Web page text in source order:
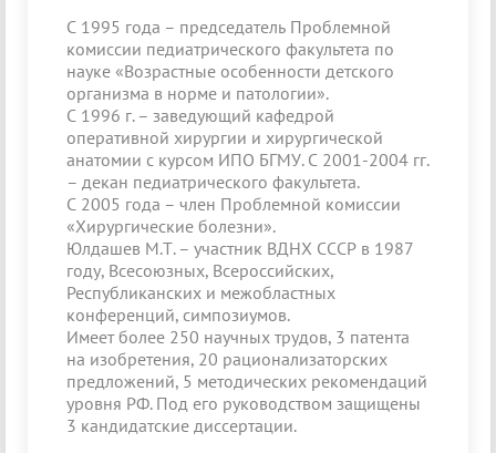
С 1995 года – председатель Проблемной
комиссии педиатрического факультета по
науке «Возрастные особенности детского
организма в норме и патологии».
С 1996 г. – заведующий кафедрой
оперативной хирургии и хирургической
анатомии с курсом ИПО БГМУ. С 2001-2004 гг.
– декан педиатрического факультета.
С 2005 года – член Проблемной комиссии
«Хирургические болезни».
Юлдашев М.Т. – участник ВДНХ СССР в 1987
году, Всесоюзных, Всероссийских,
Республиканских и межобластных
конференций, симпозиумов.
Имеет более 250 научных трудов, 3 патента
на изобретения, 20 рационализаторских
предложений, 5 методических рекомендаций
уровня РФ. Под его руководством защищены
3 кандидатские диссертации.